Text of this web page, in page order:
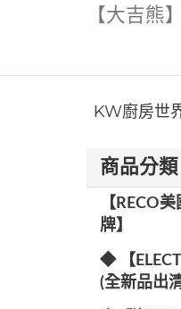
【大吉熊
KW廚房世
商品分類
【RECO
牌】
◆ 【
(全新品出清